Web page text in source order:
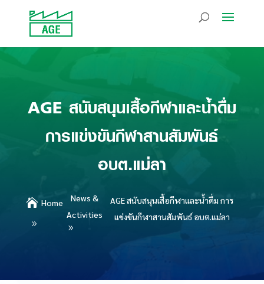
AGE สนับสนุนเสื้อกีฬาและน้ำดื่ม
การแข่งขันกีฬาสานสัมพันธ์
อบต.แม่ลา
 Home
News &
Activities
AGE สนับสนุนเสื้อกีฬาและน้ำดื่ม การ
แข่งขันกีฬาสานสัมพันธ์ อบต.แม่ลา